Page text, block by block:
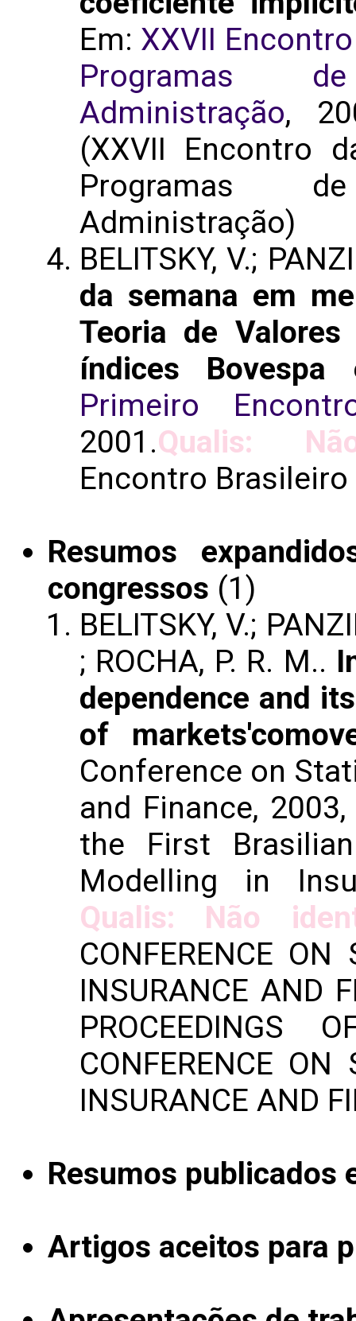
Em: XXVII
Programas
Administração,
(XXVII Encontro
Programas
Administração)
BELITSKY, V.;
da semana em
Teoria de
índices Bovespa
Primeiro
2001.Qualis:
Encontro
Resumos
congressos (1)
BELITSKY, V.;
; ROCHA, P. R. M..
dependence and
of
Conference on
and Finance,
the First
Modelling in
Qualis: Não
CONFERENCE
INSURANCE AND
PROCEEDINGS
CONFERENCE
INSURANCE AND
Resumos publicados
Artigos aceitos para